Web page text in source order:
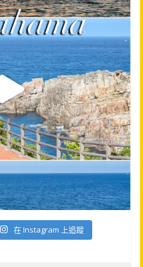
在 Instagram 上追蹤